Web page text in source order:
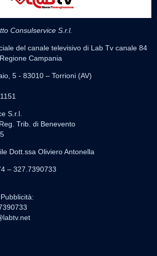
Consulservice S.r.l.
del canale televisivo di Lab Tv canale 84
Campania
5 - 83010 – Torrioni (AV)
S.r.l.
Trib. di Benevento
Dott.ssa Oliviero Antonella
– 327.7390733